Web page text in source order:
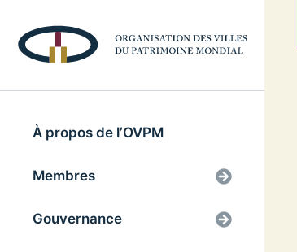
À propos de l’OVPM
Membres
Gouvernance